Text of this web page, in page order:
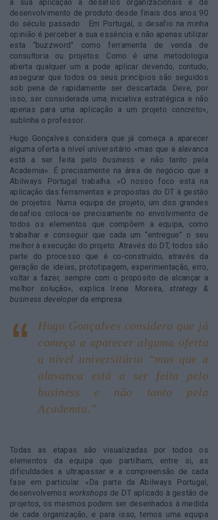
a sua aplicação a desafios organizacionais e de
desenvolvimento de produto desde finais dos anos 90
do século passado. Em Portugal, o desafio na minha
opinião é perceber a sua essência e não apenas utilizar
esta “buzzword” como ferramenta de venda de
consultoria ou projetos. Como é uma metodologia
aberta qualquer um a pode aplicar devendo, contudo,
assegurar que todos os seus princípios são seguidos
sob pena de rapidamente ser descartada. Deve, por
isso, ser considerada uma iniciativa estratégica e não
apenas para uma aplicação a um projeto concreto»,
sublinha o professor.
Hugo Gonçalves considera que já começa a aparecer
alguma oferta a nível universitário «mas que a alavanca
está a ser feita pelo business e não tanto pela
Academia». É precisamente na área de negócio que a
Abilways Portugal trabalha. «O nosso foco está na
aplicação das ferramentas e propostas do DT à gestão
de projetos. Numa equipa de projeto, um dos grandes
desafios coloca-se precisamente no envolvimento de
todos os elementos que compõem a equipa, como
trabalhar e conseguir que cada um “entregue” o seu
melhor à execução do projeto. Através do DT, todos são
parte do processo que é co-construído, através da
geração de ideias, prototipagem, experimentação, erro,
voltar a fazer, sempre com o propósito de alcançar a
melhor solução», explica Irene Moreira,strategy &
business developerda empresa.
Hugo Gonçalves considera que já
começa a aparecer alguma oferta
a nível universitário “mas que a
alavanca está a ser feita pelo
business e não tanto pela
Academia.”
Todas as etapas são visualizadas por todos os
elementos da equipa que partilham, entre si, as
dificuldades a ultrapassar e a compreensão de cada
fase em particular. «Da parte da Abilways Portugal,
desenvolvemos workshops de DT aplicado à gestão de
projetos, os mesmos podem ser desenhados à medida
de cada organização, e para isso, temos uma equipa